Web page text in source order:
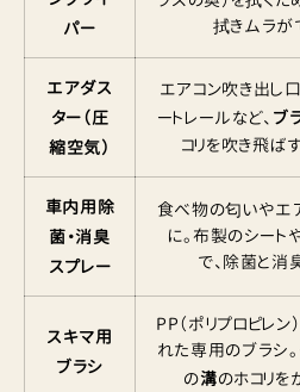
パー
拭きムラが
エアダス
ター（圧
縮空気）
エアコン吹き出し
ートレールなど、 ブ
コリを吹き飛ば
車内用除
菌・消臭
スプレー
食べ物の匂いやエ
に。布製のシート
で、除菌と消
スキマ用
ブラシ
PP（ポリプロピレ
れた専用のブラシ
の溝のホコリを